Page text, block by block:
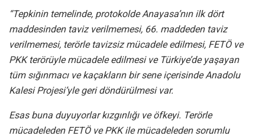
“Tepkinin temelinde, protokolde Anayasa’nın ilk dört
maddesinden taviz verilmemesi, 66. maddeden taviz
verilmemesi, terörle tavizsiz mücadele edilmesi, FETÖ ve
PKK terörüyle mücadele edilmesi ve Türkiye’de yaşayan
tüm sığınmacı ve kaçakların bir sene içerisinde Anadolu
Kalesi Projesi’yle geri döndürülmesi var.
Esas buna duyuyorlar kızgınlığı ve öfkeyi. Terörle
mücadeleden FETÖ ve PKK ile mücadeleden sorumlu